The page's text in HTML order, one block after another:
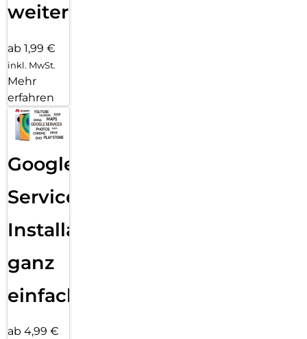
weiter
ab 1,99 €
inkl. MwSt.
Mehr
erfahren
Google
Services
Installation
ganz
einfach
ab 4,99 €